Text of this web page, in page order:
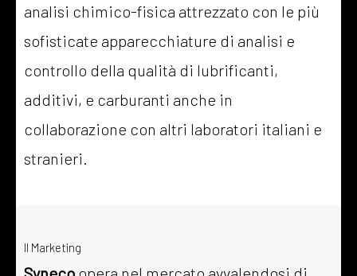
analisi chimico-fisica attrezzato con le più
sofisticate apparecchiature di analisi e
controllo della qualità di lubrificanti,
additivi, e carburanti anche in
collaborazione con altri laboratori italiani e
stranieri.
Il Marketing